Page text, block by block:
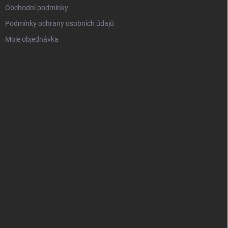
Obchodní podmínky
Podmínky ochrany osobních údajů
Moje objednávka